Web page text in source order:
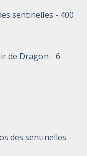
sentinelles - 400
de Dragon - 6
des sentinelles -